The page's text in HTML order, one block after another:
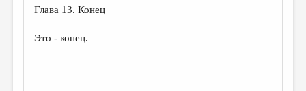
Глава 13. Конец
Это - конец.